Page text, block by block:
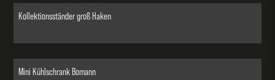
Kollektionsständer groß Haken
Mini Kühlschrank Bomann